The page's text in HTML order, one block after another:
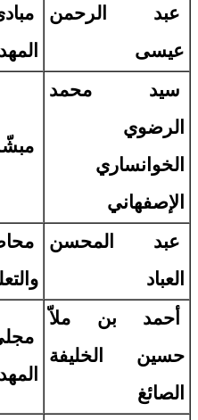
عبد الرحمن
عيسى
سيد محمد
الرضوي
الخوانساري
الإصفهاني
عبد المحسن
العباد
أحمد بن ملاّ
حسين الخليفة
الصائغ